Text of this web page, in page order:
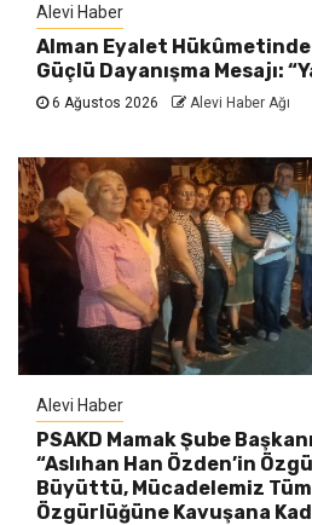
Alevi Haber
Alman Eyalet
Güçlü Dayanışma Mesajı:
6 Ağustos 2026 Alevi Haber Ağı
Alevi Haber
PSAKD Mamak Şube
“Aslıhan Han Özden’in
Büyüttü, Mücadelemiz
Özgürlüğüne Kavuşana